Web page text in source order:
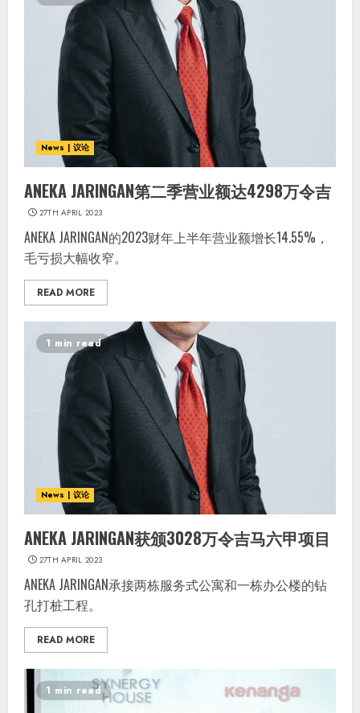
News | 议论
ANEKA JARINGAN第二季营业额达4298万令吉
27TH APRIL 2023
ANEKA JARINGAN的2023财年上半年营业额增长14.55%，
毛亏损大幅收窄。
READ MORE
1 min read
News | 议论
ANEKA JARINGAN获颁3028万令吉马六甲项目
27TH APRIL 2023
ANEKA JARINGAN承接两栋服务式公寓和一栋办公楼的钻
孔打桩工程。
READ MORE
1 min read